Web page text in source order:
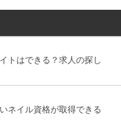
トはできる？求人の探し
ネイル資格が取得できる